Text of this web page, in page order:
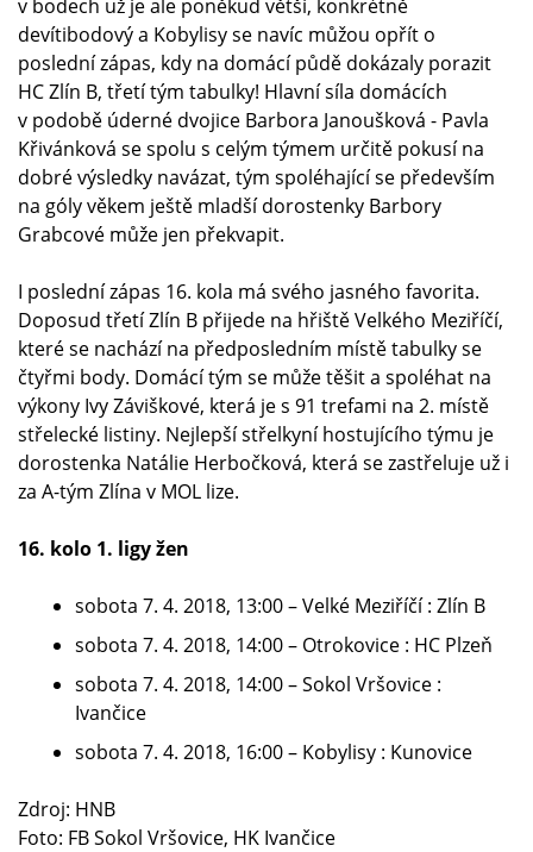
v bodech už je ale poněkud větší, konkrétně
devítibodový a Kobylisy se navíc můžou opřít o
poslední zápas, kdy na domácí půdě dokázaly porazit
HC Zlín B, třetí tým tabulky! Hlavní síla domácích
v podobě úderné dvojice Barbora Janoušková - Pavla
Křivánková se spolu s celým týmem určitě pokusí na
dobré výsledky navázat, tým spoléhající se především
na góly věkem ještě mladší dorostenky Barbory
Grabcové může jen překvapit.
I poslední zápas 16. kola má svého jasného favorita.
Doposud třetí Zlín B přijede na hřiště Velkého Meziříčí,
které se nachází na předposledním místě tabulky se
čtyřmi body. Domácí tým se může těšit a spoléhat na
výkony Ivy Záviškové, která je s 91 trefami na 2. místě
střelecké listiny. Nejlepší střelkyní hostujícího týmu je
dorostenka Natálie Herbočková, která se zastřeluje už i
za A-tým Zlína v MOL lize.
16. kolo 1. ligy žen
sobota 7. 4. 2018, 13:00 – Velké Meziříčí : Zlín B
sobota 7. 4. 2018, 14:00 – Otrokovice : HC Plzeň
sobota 7. 4. 2018, 14:00 – Sokol Vršovice :
Ivančice
sobota 7. 4. 2018, 16:00 – Kobylisy : Kunovice
Zdroj: HNB
Foto: FB Sokol Vršovice, HK Ivančice